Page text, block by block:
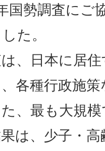
国勢調査にご
た。
、日本に居
各種行政施
、最も大規
は、少子・